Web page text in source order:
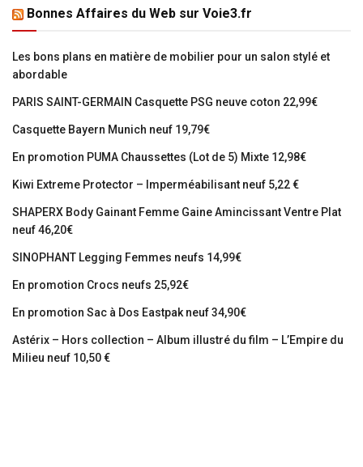
Bonnes Affaires du Web sur Voie3.fr
Les bons plans en matière de mobilier pour un salon stylé et
abordable
PARIS SAINT-GERMAIN Casquette PSG neuve coton 22,99€
Casquette Bayern Munich neuf 19,79€
En promotion PUMA Chaussettes (Lot de 5) Mixte 12,98€
Kiwi Extreme Protector – Imperméabilisant neuf 5,22 €
SHAPERX Body Gainant Femme Gaine Amincissant Ventre Plat
neuf 46,20€
SINOPHANT Legging Femmes neufs 14,99€
En promotion Crocs neufs 25,92€
En promotion Sac à Dos Eastpak neuf 34,90€
Astérix – Hors collection – Album illustré du film – L’Empire du
Milieu neuf 10,50 €